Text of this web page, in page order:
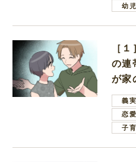
幼児
［
の連
が家
しい
義
恋
子